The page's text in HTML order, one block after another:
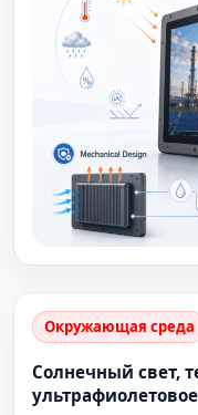
Окружающая среда
Солнечный свет,